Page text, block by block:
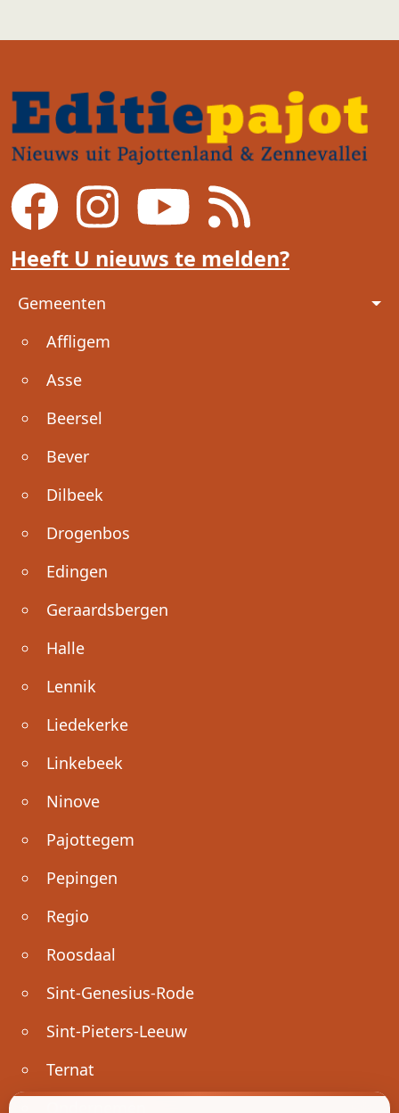
Heeft U nieuws te melden?
Voet
Gemeenten
Affligem
Asse
Beersel
Bever
Dilbeek
Drogenbos
Edingen
Geraardsbergen
Halle
Lennik
Liedekerke
Linkebeek
Ninove
Pajottegem
Pepingen
Regio
Roosdaal
Sint-Genesius-Rode
Sint-Pieters-Leeuw
Ternat